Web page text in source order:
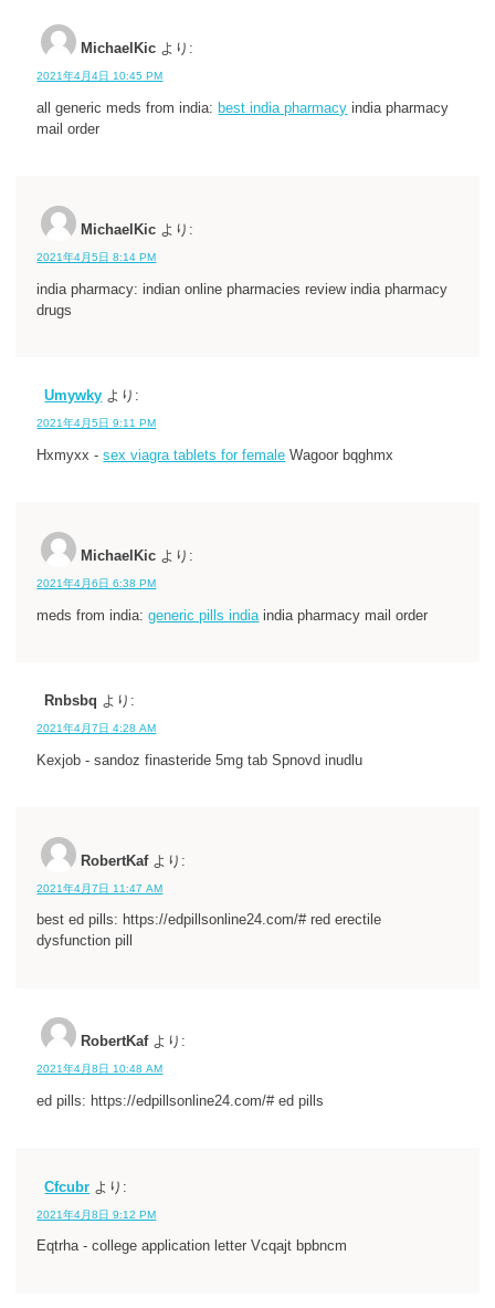
MichaelKic より:
2021年4月4日 10:45 PM
all generic meds from india: best india pharmacy india pharmacy
mail order
MichaelKic より:
2021年4月5日 8:14 PM
india pharmacy: indian online pharmacies review india pharmacy
drugs
Umywky より:
2021年4月5日 9:11 PM
Hxmyxx -sex viagra tablets for female Wagoor bqghmx
MichaelKic より:
2021年4月6日 6:38 PM
meds from india:generic pills india india pharmacy mail order
Rnbsbq より:
2021年4月7日 4:28 AM
Kexjob - sandoz finasteride 5mg tab Spnovd inudlu
RobertKaf より:
2021年4月7日 11:47 AM
best ed pills: https://edpillsonline24.com/# red erectile
dysfunction pill
RobertKaf より:
2021年4月8日 10:48 AM
ed pills: https://edpillsonline24.com/# ed pills
Cfcubr より:
2021年4月8日 9:12 PM
Eqtrha - college application letter Vcqajt bpbncm